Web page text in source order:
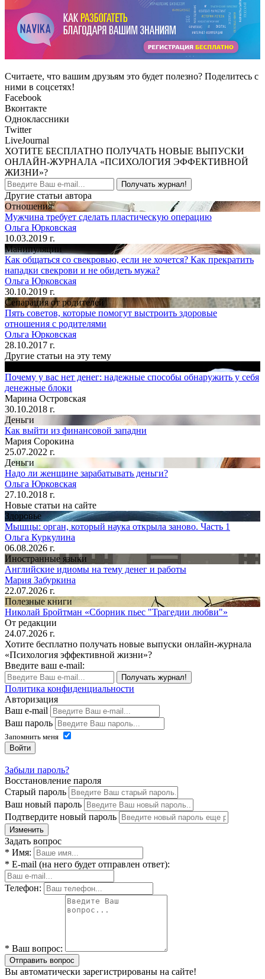
Считаете, что вашим друзьям это будет полезно? Поделитесь с
ними в соцсетях!
Facebook
Вконтакте
Одноклассники
Twitter
LiveJournal
ХОТИТЕ БЕСПЛАТНО ПОЛУЧАТЬ НОВЫЕ ВЫПУСКИ
ОНЛАЙН-ЖУРНАЛА «ПСИХОЛОГИЯ ЭФФЕКТИВНОЙ
ЖИЗНИ»?
Получать журнал!
Другие статьи автора
Отношения
Мужчина требует сделать пластическую операцию
Ольга Юрковская
10.03.2019 г.
Манипуляции
Как общаться со свекровью, если не хочется? Как прекратить
нападки свекрови и не обидеть мужа?
Ольга Юрковская
30.10.2019 г.
Сепарация от родителей
Пять советов, которые помогут выстроить здоровые
отношения с родителями
Ольга Юрковская
28.10.2017 г.
Другие статьи на эту тему
Почему у вас нет денег: надежные способы обнаружить у себя
денежные блоки
Марина Островская
30.10.2018 г.
Деньги
Как выйти из финансовой западни
Мария Сорокина
25.07.2022 г.
Деньги
Надо ли женщине зарабатывать деньги?
Ольга Юрковская
27.10.2018 г.
Новые статьи на сайте
Здоровье
Мышцы: орган, который наука открыла заново. Часть 1
Ольга Куркулина
06.08.2026 г.
Иностранные языки
Английские идиомы на тему денег и работы
Мария Забуркина
22.07.2026 г.
Полезные книги
Николай Бройтман «Сборник пьес "Трагедии любви"»
От редакции
24.07.2026 г.
Хотите бесплатно получать новые выпуски онлайн-журнала
«Психология эффективной жизни»?
Введите ваш e-mail:
Получать журнал!
Политика конфиденциальности
Авторизация
Ваш e-mail
Ваш пароль
Запомнить меня
Войти
Забыли пароль?
Восстановление пароля
Старый пароль
Ваш новый пароль
Подтвердите новый пароль
Изменить
Задать вопрос
* Имя:
* E-mail (на него будет отправлен ответ):
Телефон:
* Ваш вопрос:
Отправить вопрос
Вы автоматически зарегистрированы на сайте!